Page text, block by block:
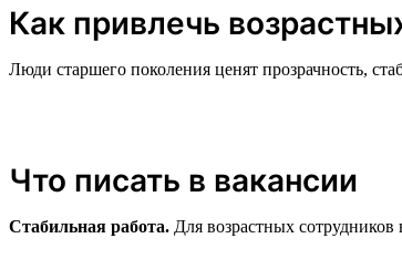
Как привлечь
Люди старшего поколения ценят прозрачность,
Что писать в вакансии
Стабильная работа. Для возрастных